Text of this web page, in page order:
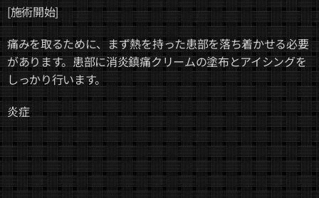
[施術開始]
痛みを取るために、まず熱を持った患部を落ち着かせる必要
があります。患部に消炎鎮痛クリームの塗布とアイシングを
しっかり行います。
炎症